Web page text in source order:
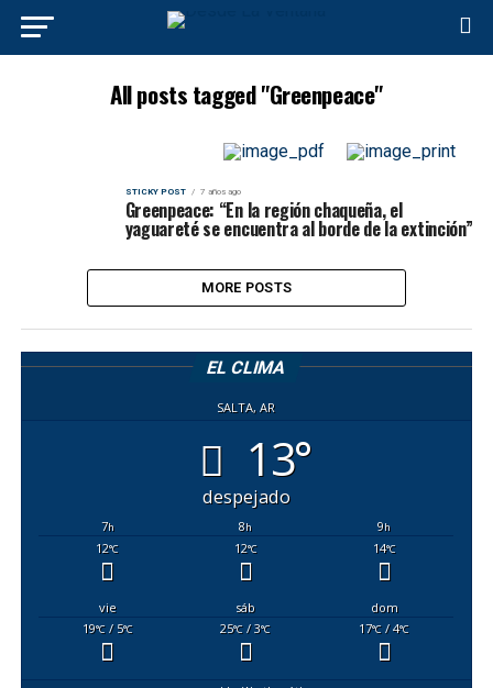
All posts tagged "Greenpeace"
STICKY POST 7 años ago
Greenpeace: “En la región chaqueña, el
yaguareté se encuentra al borde de la extinción”
MORE POSTS
EL CLIMA
SALTA, AR
13°
despejado
7h 8h 9h
12°C 12°C 14°C
vie sáb
dom
19°C/ 5°C 25°C / 3°C 17°C / 4°C